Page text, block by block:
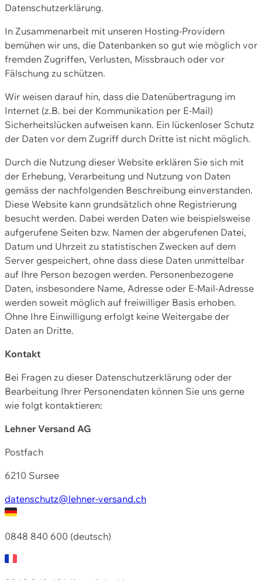
Datenschutzerklärung.
In Zusammenarbeit mit unseren Hosting-Providern
bemühen wir uns, die Datenbanken so gut wie möglich vor
fremden Zugriffen, Verlusten, Missbrauch oder vor
Fälschung zu schützen.
Wir weisen darauf hin, dass die Datenübertragung im
Internet (z.B. bei der Kommunikation per E-Mail)
Sicherheitslücken aufweisen kann. Ein lückenloser Schutz
der Daten vor dem Zugriff durch Dritte ist nicht möglich.
Durch die Nutzung dieser Website erklären Sie sich mit
der Erhebung, Verarbeitung und Nutzung von Daten
gemäss der nachfolgenden Beschreibung einverstanden.
Diese Website kann grundsätzlich ohne Registrierung
besucht werden. Dabei werden Daten wie beispielsweise
aufgerufene Seiten bzw. Namen der abgerufenen Datei,
Datum und Uhrzeit zu statistischen Zwecken auf dem
Server gespeichert, ohne dass diese Daten unmittelbar
auf Ihre Person bezogen werden. Personenbezogene
Daten, insbesondere Name, Adresse oder E-Mail-Adresse
werden soweit möglich auf freiwilliger Basis erhoben.
Ohne Ihre Einwilligung erfolgt keine Weitergabe der
Daten an Dritte.
Kontakt
Bei Fragen zu dieser Datenschutzerklärung oder der
Bearbeitung Ihrer Personendaten können Sie uns gerne
wie folgt kontaktieren:
Lehner Versand AG
Postfach
6210 Sursee
datenschutz@lehner-versand.ch
0848 840 600 (deutsch)